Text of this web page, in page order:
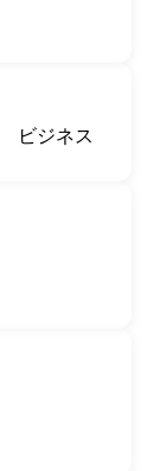
ビジネス